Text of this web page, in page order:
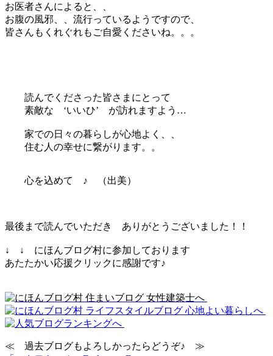
お医者さんによると、、
お腹の風邪、、流行っているようですので、
皆さんもくれぐれもご自愛くださいね。。。
読んでくださった皆さまにとって
素敵な ‘いいひ’ が訪れますよう…
家での日々の暮らしが心地よく、、
住む人の幸せに繋がります。。
心を込めて ♪ （出美）
最後まで読んでいただき ありがとうございました！！
↓ ↓ にほんブログ村に参加しております
あたたかい応援クリックに感謝です♪
≪ 過去ブログもよろしかったらどうぞ♪ ≫